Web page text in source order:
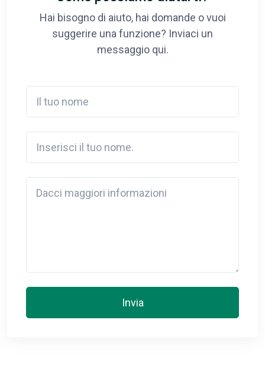
Hai bisogno di aiuto, hai domande o vuoi
suggerire una funzione? Inviaci un
messaggio qui.
Invia